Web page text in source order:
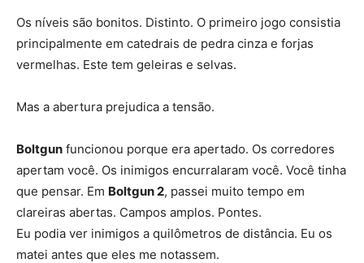
Os níveis são bonitos. Distinto. O primeiro jogo consistia
principalmente em catedrais de pedra cinza e forjas
vermelhas. Este tem geleiras e selvas.
Mas a abertura prejudica a tensão.
Boltgun funcionou porque era apertado. Os corredores
apertam você. Os inimigos encurralaram você. Você tinha
que pensar. Em Boltgun 2, passei muito tempo em
clareiras abertas. Campos amplos. Pontes.
Eu podia ver inimigos a quilômetros de distância. Eu os
matei antes que eles me notassem.